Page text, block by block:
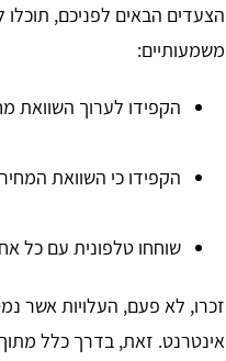
הצעדים הבאים לפניכם, תוכלו
משמעותיים:
הקפידו לערוך השוואת
הקפידו כי השוואת המחירים
שוחחו טלפונית עם כל
זכרו, לא פעם, העלויות אשר
אינטרנט. זאת, בדרך כלל